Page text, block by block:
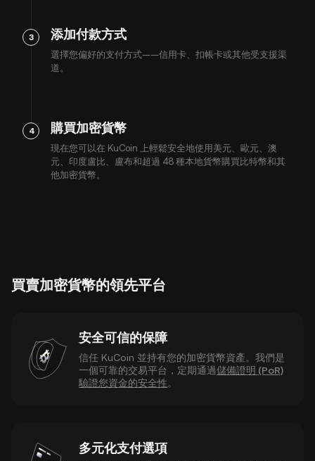
3 添加付款方式
選擇您偏好的支付方式——信用卡、扣帳卡或其他受支援渠
道。
4 購買加密貨幣
現在您可以在 KuCoin 上輕鬆安全地使用美元、歐元、澳
元、印度盧比、盧布和超過 48 種本地貨幣購買比特幣和其
他加密貨幣。
買賣加密貨幣的領先平台
安全可信的保障
信任 KuCoin 並持有您的加密貨幣資產。我們是
一個可靠的交易平台，定期通過儲備證明 (PoR)
驗證您資金的安全性。
多元化支付選項